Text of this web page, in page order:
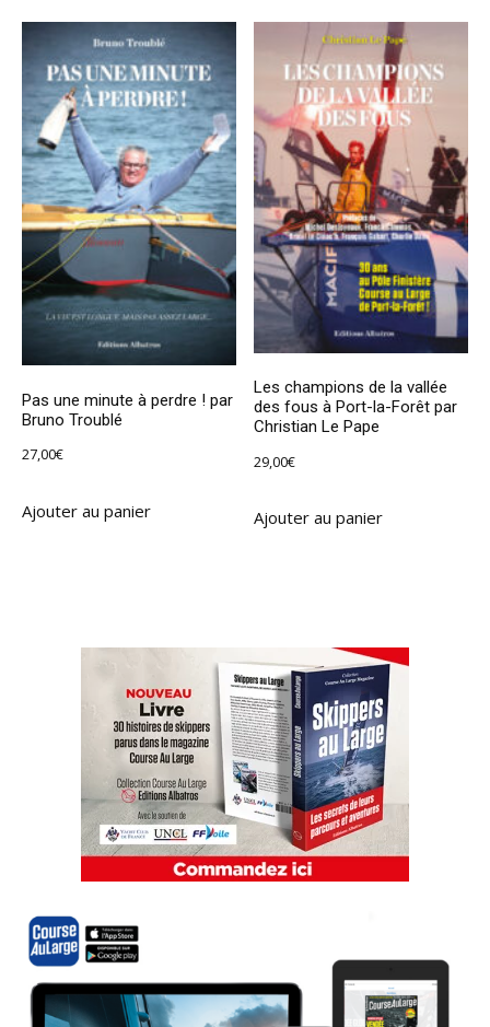
Pas une minute à perdre ! par
Bruno Troublé
27,00€
Ajouter au panier
Les champions de la vallée
des fous à Port-la-Forêt par
Christian Le Pape
29,00€
Ajouter au panier